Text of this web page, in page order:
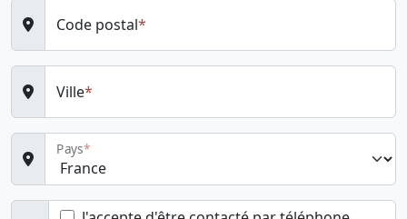
Code postal
Ville
Pays